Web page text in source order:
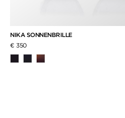
NIKA SONNENBRILLE
€ 350